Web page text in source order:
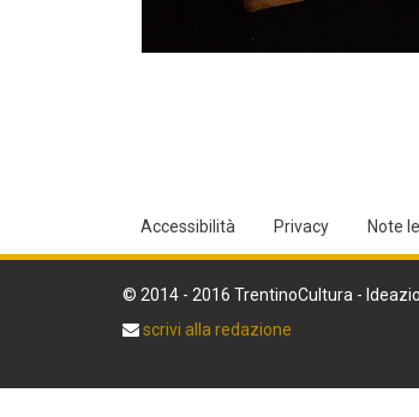
Accessibilità Privacy Note
© 2014 - 2016 TrentinoCultura -
scrivi alla redazione